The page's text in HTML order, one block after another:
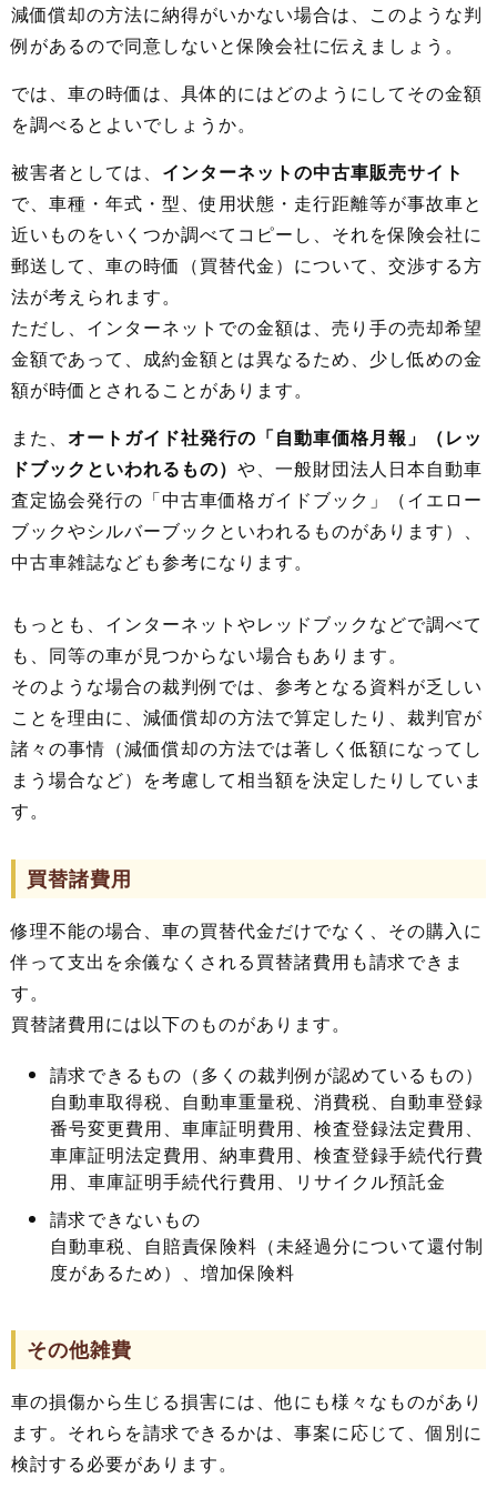
減価償却の方法に納得がいかない場合は、このような判
例があるので同意しないと保険会社に伝えましょう。
では、車の時価は、具体的にはどのようにしてその金額
を調べるとよいでしょうか。
被害者としては、 インターネットの中古車販売サイト
で、車種・年式・型、使用状態・走行距離等が事故車と
近いものをいくつか調べてコピーし、それを保険会社に
郵送して、車の時価（買替代金）について、交渉する方
法が考えられます。
ただし、インターネットでの金額は、売り手の売却希望
金額であって、成約金額とは異なるため、少し低めの金
額が時価とされることがあります。
また、 オートガイド社発行の「自動車価格月報」（レッ
ドブックといわれるもの） や、一般財団法人日本自動車
査定協会発行の「中古車価格ガイドブック」（イエロー
ブックやシルバーブックといわれるものがあります）、
中古車雑誌なども参考になります。
もっとも、インターネットやレッドブックなどで調べて
も、同等の車が見つからない場合もあります。
そのような場合の裁判例では、参考となる資料が乏しい
ことを理由に、減価償却の方法で算定したり、裁判官が
諸々の事情（減価償却の方法では著しく低額になってし
まう場合など）を考慮して相当額を決定したりしていま
す。
買替諸費用
修理不能の場合、車の買替代金だけでなく、その購入に
伴って支出を余儀なくされる買替諸費用も請求できま
す。
買替諸費用には以下のものがあります。
請求できるもの（多くの裁判例が認めているもの）
自動車取得税、自動車重量税、消費税、自動車登録
番号変更費用、車庫証明費用、検査登録法定費用、
車庫証明法定費用、納車費用、検査登録手続代行費
用、車庫証明手続代行費用、リサイクル預託金
請求できないもの
自動車税、自賠責保険料（未経過分について還付制
度があるため）、増加保険料
その他雑費
車の損傷から生じる損害には、他にも様々なものがあり
ます。それらを請求できるかは、事案に応じて、個別に
検討する必要があります。